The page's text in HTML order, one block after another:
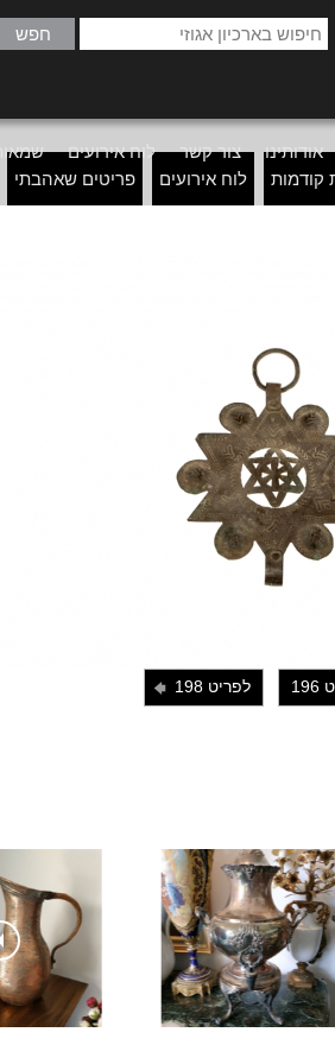
אודותינו צור קשר לוח אירועים
שמאות
קודמות לוח אירועים פריטים שאהבתי
i לפריט 198